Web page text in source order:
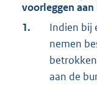
voorleggen
1.
Indien bij
nemen
aan de